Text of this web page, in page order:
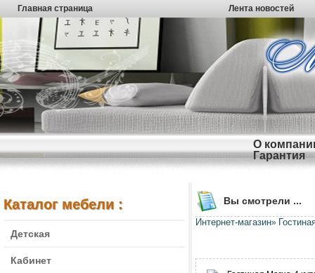
Главная страница Лента новостей
О
Гарантия
Каталог мебели :
Детская
Кабинет
Вы смотрели ...
Интернет-магазин»